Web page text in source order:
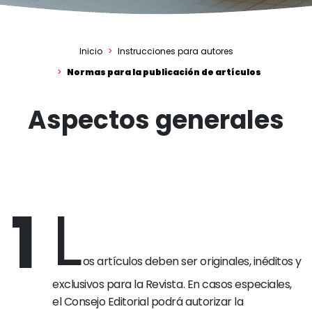
Inicio
Instrucciones para autores
Normas para la publicación de artículos
Aspectos generales
1 Los artículos deben ser originales, inéditos y
exclusivos para la Revista. En casos especiales,
el Consejo Editorial podrá autorizar la